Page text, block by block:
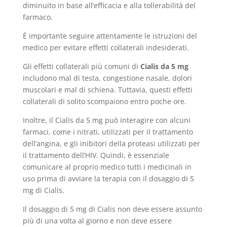
diminuito in base all’efficacia e alla tollerabilità del
farmaco.
È importante seguire attentamente le istruzioni del
medico per evitare effetti collaterali indesiderati.
Gli effetti collaterali più comuni di Cialis da 5 mg
includono mal di testa, congestione nasale, dolori
muscolari e mal di schiena. Tuttavia, questi effetti
collaterali di solito scompaiono entro poche ore.
Inoltre, il Cialis da 5 mg può interagire con alcuni
farmaci, come i nitrati, utilizzati per il trattamento
dell’angina, e gli inibitori della proteasi utilizzati per
il trattamento dell’HIV. Quindi, è essenziale
comunicare al proprio medico tutti i medicinali in
uso prima di avviare la terapia con il dosaggio di 5
mg di Cialis.
Il dosaggio di 5 mg di Cialis non deve essere assunto
più di una volta al giorno e non deve essere